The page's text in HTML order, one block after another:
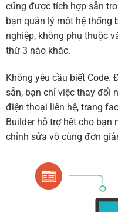
cũng được tích hợp sẵn
bạn quản lý một hệ thống
nghiệp, không phụ thuộc
thứ 3 nào khác.
Không yêu cầu biết Code.
sẵn, bạn chỉ việc thay đổi
điện thoại liên hệ, trang
Builder hỗ trợ hết cho bạn
chỉnh sửa vô cùng đơn